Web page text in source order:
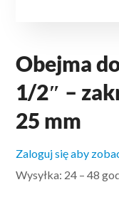
Obejma
1/2″ –
25 mm
Zaloguj się aby
Wysyłka: 24 – 48